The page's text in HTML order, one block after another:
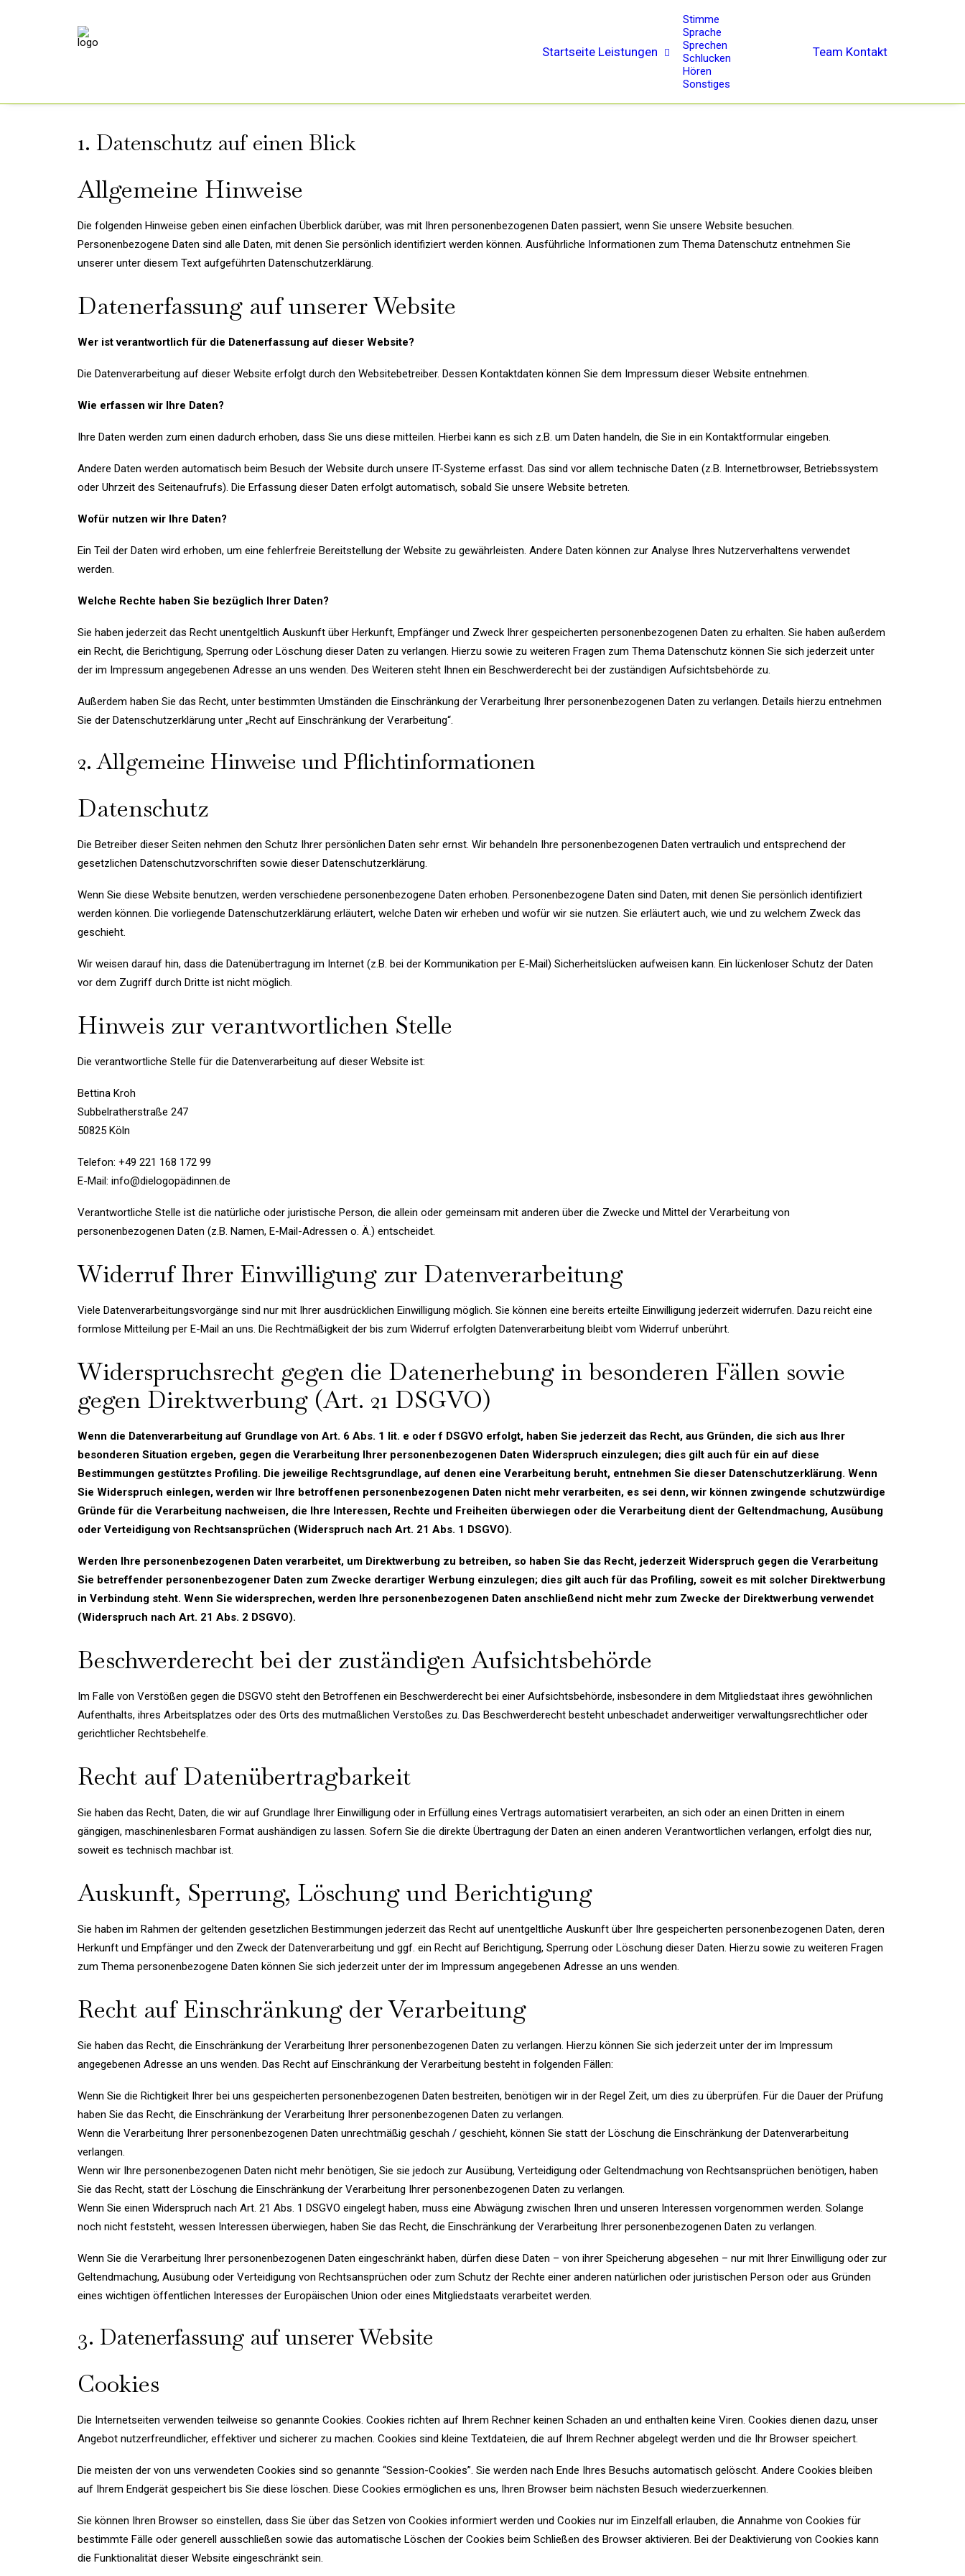
Startseite Leistungen
Stimme
Sprache
Sprechen
Schlucken
Hören
Sonstiges
Team Kontakt
1. Datenschutz auf einen Blick
Allgemeine Hinweise
Die folgenden Hinweise geben einen einfachen Überblick darüber, was mit Ihren personenbezogenen Daten passiert, wenn Sie unsere Website besuchen.
Personenbezogene Daten sind alle Daten, mit denen Sie persönlich identifiziert werden können. Ausführliche Informationen zum Thema Datenschutz entnehmen Sie
unserer unter diesem Text aufgeführten Datenschutzerklärung.
Datenerfassung auf unserer Website
Wer ist verantwortlich für die Datenerfassung auf dieser Website?
Die Datenverarbeitung auf dieser Website erfolgt durch den Websitebetreiber. Dessen Kontaktdaten können Sie dem Impressum dieser Website entnehmen.
Wie erfassen wir Ihre Daten?
Ihre Daten werden zum einen dadurch erhoben, dass Sie uns diese mitteilen. Hierbei kann es sich z.B. um Daten handeln, die Sie in ein Kontaktformular eingeben.
Andere Daten werden automatisch beim Besuch der Website durch unsere IT-Systeme erfasst. Das sind vor allem technische Daten (z.B. Internetbrowser, Betriebssystem
oder Uhrzeit des Seitenaufrufs). Die Erfassung dieser Daten erfolgt automatisch, sobald Sie unsere Website betreten.
Wofür nutzen wir Ihre Daten?
Ein Teil der Daten wird erhoben, um eine fehlerfreie Bereitstellung der Website zu gewährleisten. Andere Daten können zur Analyse Ihres Nutzerverhaltens verwendet
werden.
Welche Rechte haben Sie bezüglich Ihrer Daten?
Sie haben jederzeit das Recht unentgeltlich Auskunft über Herkunft, Empfänger und Zweck Ihrer gespeicherten personenbezogenen Daten zu erhalten. Sie haben außerdem
ein Recht, die Berichtigung, Sperrung oder Löschung dieser Daten zu verlangen. Hierzu sowie zu weiteren Fragen zum Thema Datenschutz können Sie sich jederzeit unter
der im Impressum angegebenen Adresse an uns wenden. Des Weiteren steht Ihnen ein Beschwerderecht bei der zuständigen Aufsichtsbehörde zu.
Außerdem haben Sie das Recht, unter bestimmten Umständen die Einschränkung der Verarbeitung Ihrer personenbezogenen Daten zu verlangen. Details hierzu entnehmen
Sie der Datenschutzerklärung unter „Recht auf Einschränkung der Verarbeitung“.
2. Allgemeine Hinweise und Pflichtinformationen
Datenschutz
Die Betreiber dieser Seiten nehmen den Schutz Ihrer persönlichen Daten sehr ernst. Wir behandeln Ihre personenbezogenen Daten vertraulich und entsprechend der
gesetzlichen Datenschutzvorschriften sowie dieser Datenschutzerklärung.
Wenn Sie diese Website benutzen, werden verschiedene personenbezogene Daten erhoben. Personenbezogene Daten sind Daten, mit denen Sie persönlich identifiziert
werden können. Die vorliegende Datenschutzerklärung erläutert, welche Daten wir erheben und wofür wir sie nutzen. Sie erläutert auch, wie und zu welchem Zweck das
geschieht.
Wir weisen darauf hin, dass die Datenübertragung im Internet (z.B. bei der Kommunikation per E-Mail) Sicherheitslücken aufweisen kann. Ein lückenloser Schutz der Daten
vor dem Zugriff durch Dritte ist nicht möglich.
Hinweis zur verantwortlichen Stelle
Die verantwortliche Stelle für die Datenverarbeitung auf dieser Website ist:
Bettina Kroh
Subbelratherstraße 247
50825 Köln
Telefon: +49 221 168 172 99
E-Mail: info@dielogopädinnen.de
Verantwortliche Stelle ist die natürliche oder juristische Person, die allein oder gemeinsam mit anderen über die Zwecke und Mittel der Verarbeitung von
personenbezogenen Daten (z.B. Namen, E-Mail-Adressen o. Ä.) entscheidet.
Widerruf Ihrer Einwilligung zur Datenverarbeitung
Viele Datenverarbeitungsvorgänge sind nur mit Ihrer ausdrücklichen Einwilligung möglich. Sie können eine bereits erteilte Einwilligung jederzeit widerrufen. Dazu reicht eine
formlose Mitteilung per E-Mail an uns. Die Rechtmäßigkeit der bis zum Widerruf erfolgten Datenverarbeitung bleibt vom Widerruf unberührt.
Widerspruchsrecht gegen die Datenerhebung in besonderen Fällen sowie
gegen Direktwerbung (Art. 21 DSGVO)
Wenn die Datenverarbeitung auf Grundlage von Art. 6 Abs. 1 lit. e oder f DSGVO erfolgt, haben Sie jederzeit das Recht, aus Gründen, die sich aus Ihrer
besonderen Situation ergeben, gegen die Verarbeitung Ihrer personenbezogenen Daten Widerspruch einzulegen; dies gilt auch für ein auf diese
Bestimmungen gestütztes Profiling. Die jeweilige Rechtsgrundlage, auf denen eine Verarbeitung beruht, entnehmen Sie dieser Datenschutzerklärung. Wenn
Sie Widerspruch einlegen, werden wir Ihre betroffenen personenbezogenen Daten nicht mehr verarbeiten, es sei denn, wir können zwingende schutzwürdige
Gründe für die Verarbeitung nachweisen, die Ihre Interessen, Rechte und Freiheiten überwiegen oder die Verarbeitung dient der Geltendmachung, Ausübung
oder Verteidigung von Rechtsansprüchen (Widerspruch nach Art. 21 Abs. 1 DSGVO).
Werden Ihre personenbezogenen Daten verarbeitet, um Direktwerbung zu betreiben, so haben Sie das Recht, jederzeit Widerspruch gegen die Verarbeitung
Sie betreffender personenbezogener Daten zum Zwecke derartiger Werbung einzulegen; dies gilt auch für das Profiling, soweit es mit solcher Direktwerbung
in Verbindung steht. Wenn Sie widersprechen, werden Ihre personenbezogenen Daten anschließend nicht mehr zum Zwecke der Direktwerbung verwendet
(Widerspruch nach Art. 21 Abs. 2 DSGVO).
Beschwerderecht bei der zuständigen Aufsichtsbehörde
Im Falle von Verstößen gegen die DSGVO steht den Betroffenen ein Beschwerderecht bei einer Aufsichtsbehörde, insbesondere in dem Mitgliedstaat ihres gewöhnlichen
Aufenthalts, ihres Arbeitsplatzes oder des Orts des mutmaßlichen Verstoßes zu. Das Beschwerderecht besteht unbeschadet anderweitiger verwaltungsrechtlicher oder
gerichtlicher Rechtsbehelfe.
Recht auf Datenübertragbarkeit
Sie haben das Recht, Daten, die wir auf Grundlage Ihrer Einwilligung oder in Erfüllung eines Vertrags automatisiert verarbeiten, an sich oder an einen Dritten in einem
gängigen, maschinenlesbaren Format aushändigen zu lassen. Sofern Sie die direkte Übertragung der Daten an einen anderen Verantwortlichen verlangen, erfolgt dies nur,
soweit es technisch machbar ist.
Auskunft, Sperrung, Löschung und Berichtigung
Sie haben im Rahmen der geltenden gesetzlichen Bestimmungen jederzeit das Recht auf unentgeltliche Auskunft über Ihre gespeicherten personenbezogenen Daten, deren
Herkunft und Empfänger und den Zweck der Datenverarbeitung und ggf. ein Recht auf Berichtigung, Sperrung oder Löschung dieser Daten. Hierzu sowie zu weiteren Fragen
zum Thema personenbezogene Daten können Sie sich jederzeit unter der im Impressum angegebenen Adresse an uns wenden.
Recht auf Einschränkung der Verarbeitung
Sie haben das Recht, die Einschränkung der Verarbeitung Ihrer personenbezogenen Daten zu verlangen. Hierzu können Sie sich jederzeit unter der im Impressum
angegebenen Adresse an uns wenden. Das Recht auf Einschränkung der Verarbeitung besteht in folgenden Fällen:
Wenn Sie die Richtigkeit Ihrer bei uns gespeicherten personenbezogenen Daten bestreiten, benötigen wir in der Regel Zeit, um dies zu überprüfen. Für die Dauer der Prüfung
haben Sie das Recht, die Einschränkung der Verarbeitung Ihrer personenbezogenen Daten zu verlangen.
Wenn die Verarbeitung Ihrer personenbezogenen Daten unrechtmäßig geschah / geschieht, können Sie statt der Löschung die Einschränkung der Datenverarbeitung
verlangen.
Wenn wir Ihre personenbezogenen Daten nicht mehr benötigen, Sie sie jedoch zur Ausübung, Verteidigung oder Geltendmachung von Rechtsansprüchen benötigen, haben
Sie das Recht, statt der Löschung die Einschränkung der Verarbeitung Ihrer personenbezogenen Daten zu verlangen.
Wenn Sie einen Widerspruch nach Art. 21 Abs. 1 DSGVO eingelegt haben, muss eine Abwägung zwischen Ihren und unseren Interessen vorgenommen werden. Solange
noch nicht feststeht, wessen Interessen überwiegen, haben Sie das Recht, die Einschränkung der Verarbeitung Ihrer personenbezogenen Daten zu verlangen.
Wenn Sie die Verarbeitung Ihrer personenbezogenen Daten eingeschränkt haben, dürfen diese Daten – von ihrer Speicherung abgesehen – nur mit Ihrer Einwilligung oder zur
Geltendmachung, Ausübung oder Verteidigung von Rechtsansprüchen oder zum Schutz der Rechte einer anderen natürlichen oder juristischen Person oder aus Gründen
eines wichtigen öffentlichen Interesses der Europäischen Union oder eines Mitgliedstaats verarbeitet werden.
3. Datenerfassung auf unserer Website
Cookies
Die Internetseiten verwenden teilweise so genannte Cookies. Cookies richten auf Ihrem Rechner keinen Schaden an und enthalten keine Viren. Cookies dienen dazu, unser
Angebot nutzerfreundlicher, effektiver und sicherer zu machen. Cookies sind kleine Textdateien, die auf Ihrem Rechner abgelegt werden und die Ihr Browser speichert.
Die meisten der von uns verwendeten Cookies sind so genannte “Session-Cookies”. Sie werden nach Ende Ihres Besuchs automatisch gelöscht. Andere Cookies bleiben
auf Ihrem Endgerät gespeichert bis Sie diese löschen. Diese Cookies ermöglichen es uns, Ihren Browser beim nächsten Besuch wiederzuerkennen.
Sie können Ihren Browser so einstellen, dass Sie über das Setzen von Cookies informiert werden und Cookies nur im Einzelfall erlauben, die Annahme von Cookies für
bestimmte Fälle oder generell ausschließen sowie das automatische Löschen der Cookies beim Schließen des Browser aktivieren. Bei der Deaktivierung von Cookies kann
die Funktionalität dieser Website eingeschränkt sein.